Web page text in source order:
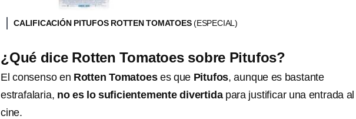
CALIFICACIÓN PITUFOS ROTTEN TOMATOES(ESPECIAL)
¿Qué dice Rotten Tomatoes sobre Pitufos?
El consenso en Rotten Tomatoeses que Pitufos, aunque es bastante
estrafalaria, no es lo suficientemente divertidapara justificar una entrada al
cine.